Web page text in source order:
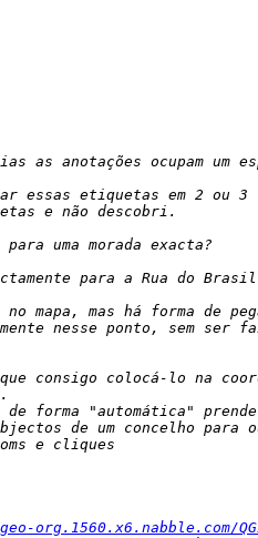
org.1560.x6.nabble.com/